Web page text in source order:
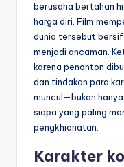
berusaha bertahan
harga diri. Film
dunia tersebut
menjadi ancaman.
karena penonton
dan tindakan para
muncul—bukan
siapa yang paling
pengkhianatan.
Karakter